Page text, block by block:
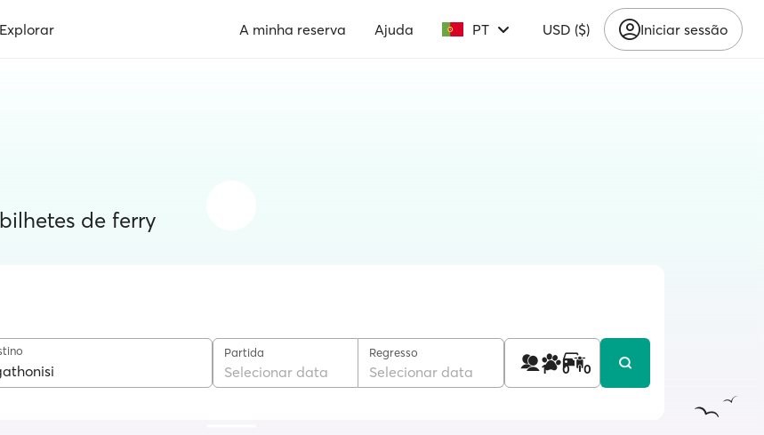
Explorar A minha reserva Ajuda PT USD ($) Iniciar sessão
de ferry
Partida
Selecionar data
Regresso
Selecionar data 1 0 0